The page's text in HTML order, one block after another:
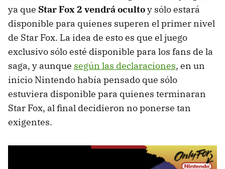
ya que Star Fox 2 vendrá ocultoy sólo estará
disponible para quienes superen el primer nivel
de Star Fox. La idea de esto es que el juego
exclusivo sólo esté disponible para los fans de la
saga, y aunque según las declaraciones, en un
inicio Nintendo había pensado que sólo
estuviera disponible para quienes terminaran
Star Fox, al final decidieron no ponerse tan
exigentes.